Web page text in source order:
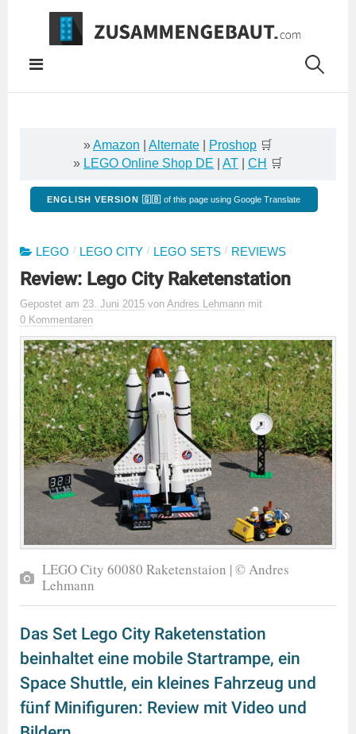
Springe
Inhalt
»Amazon Alternate Proshop 🛒
» LEGO Online Shop DE AT CH 🛒
ENGLISH VERSION 🇬🇧 of this page using Google Translate
LEGO / LEGO CITY / LEGO SETS / REVIEWS
Review: Lego City Raketenstation
Gepostet am 23. Juni 2015 von Andres Lehmann mit
0 Kommentaren
LEGO City 60080 Raketenstaion | © Andres
Lehmann
Das Set Lego City Raketenstation
beinhaltet eine mobile Startrampe, ein
Space Shuttle, ein kleines Fahrzeug und
fünf Minifiguren: Review mit Video und